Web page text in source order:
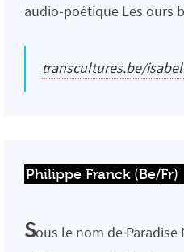
audio-poétique Les ours
transcultures.be/
Philippe Franck (Be/Fr)
Sous le nom de Paradise